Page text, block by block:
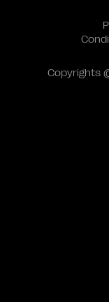
Copyrights